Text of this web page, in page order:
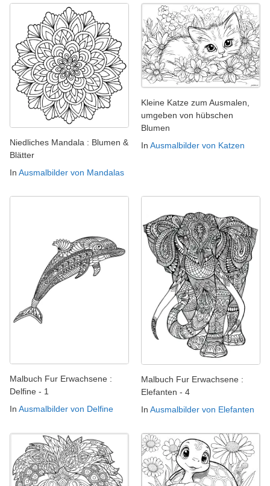
Niedliches Mandala : Blumen &
Blätter
In Ausmalbilder von Mandalas
Kleine Katze zum Ausmalen,
umgeben von hübschen
Blumen
In Ausmalbilder von Katzen
Malbuch Fur Erwachsene :
Delfine - 1
In Ausmalbilder von Delfine
Malbuch Fur Erwachsene :
Elefanten - 4
In Ausmalbilder von Elefanten